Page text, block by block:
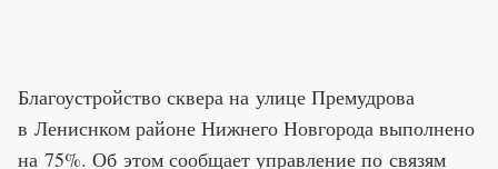
Благоустройство сквера на улице Премудрова
в Лениснком районе Нижнего Новгорода выполнено
на 75%. Об этом сообщает управление по связям